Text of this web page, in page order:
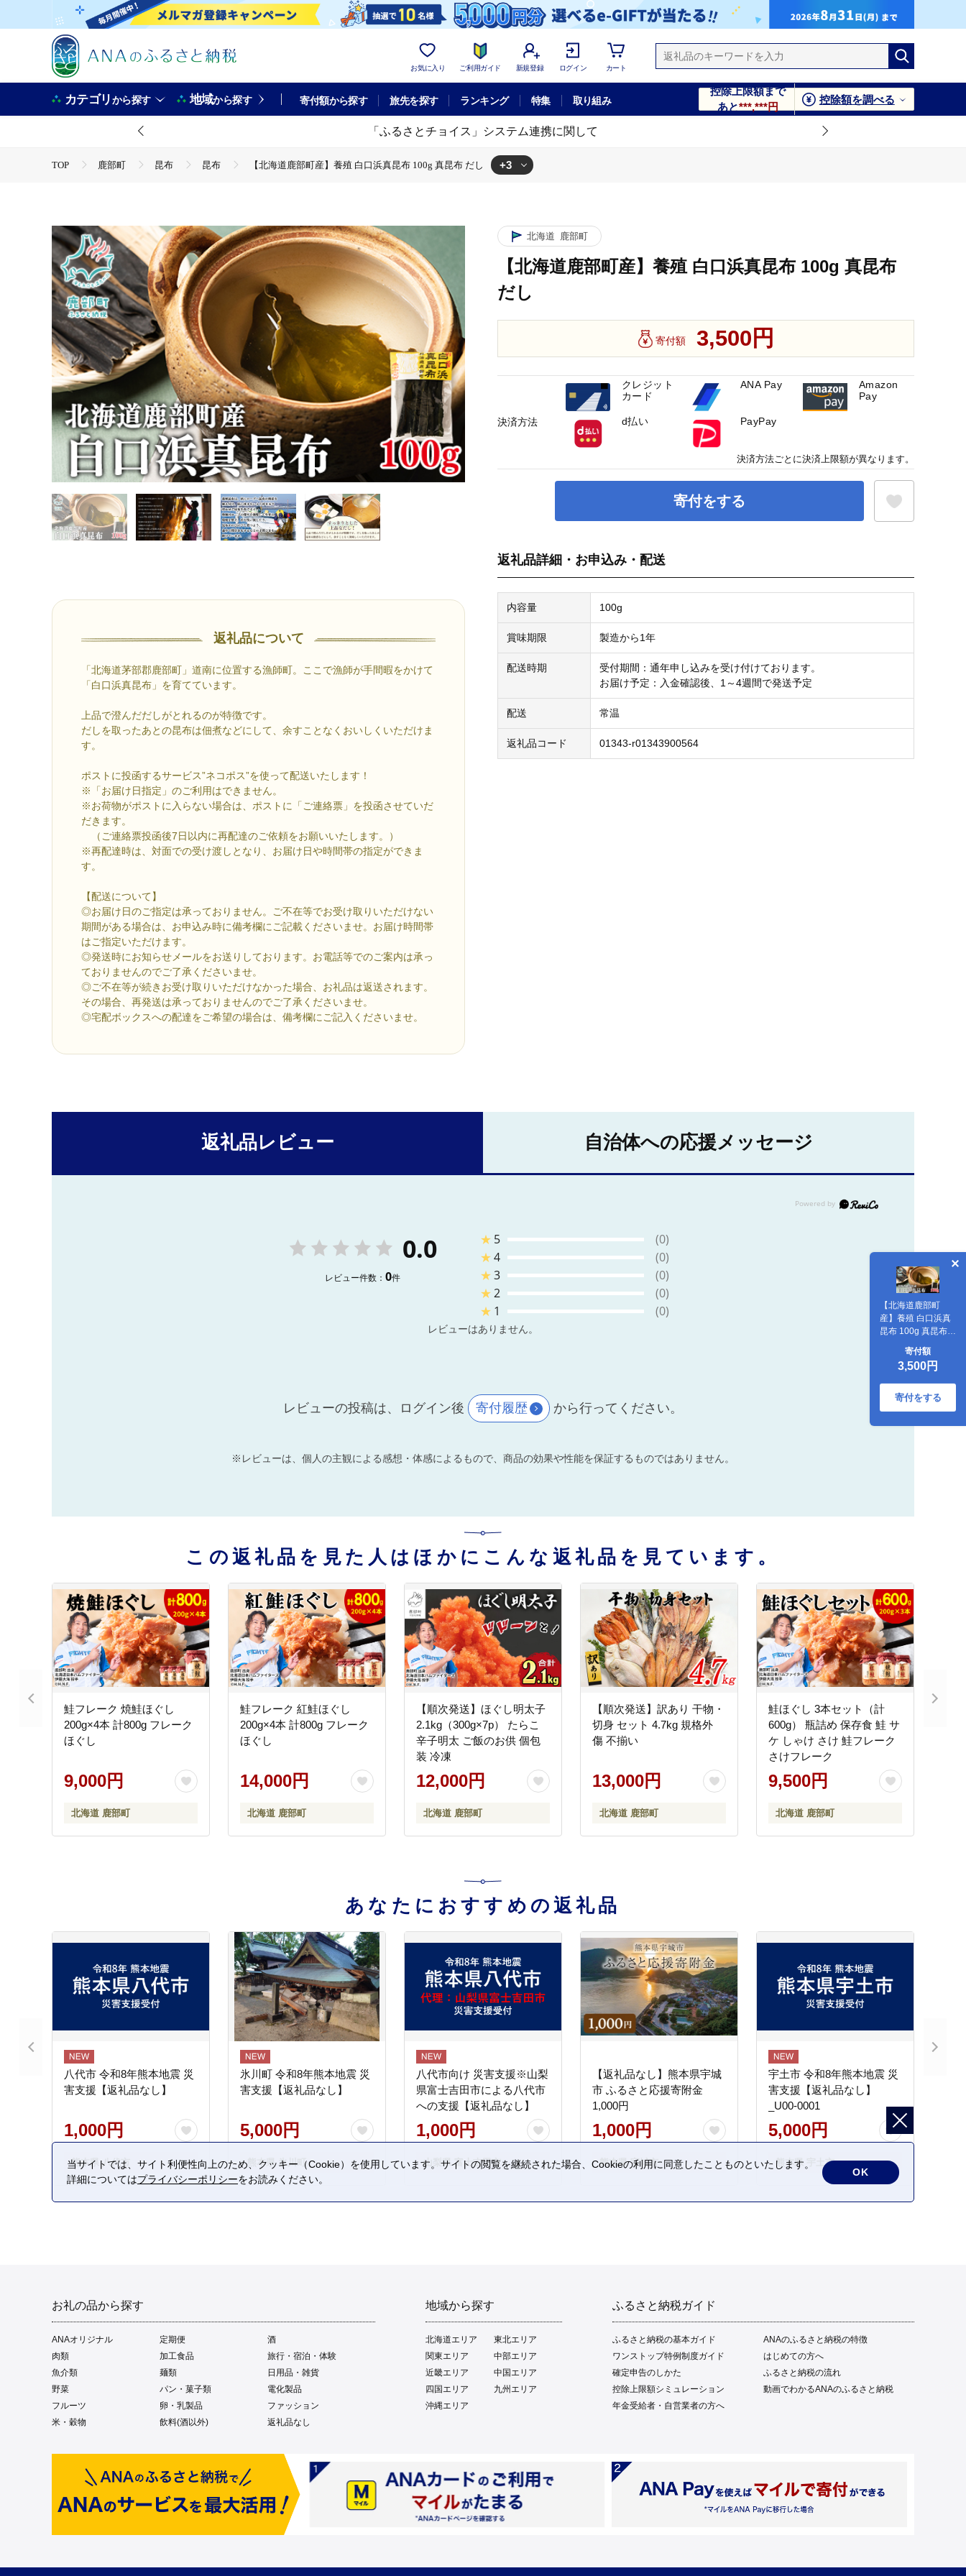
お気に入り ご利用ガイド 新規登録 ログイン カート
カテゴリから探す 地域から探す 寄付額から探す 旅先を探す ランキング 特集 取り組み
控除上限額まで
あと***,***円
控除額を調べる
「ふるさとチョイス」システム連携に関して
TOP 鹿部町 昆布 昆布 【北海道鹿部町産】養殖 白口浜真昆布 100g 真昆布 だし +3
返礼品について
「北海道茅部郡鹿部町」道南に位置する漁師町。ここで漁師が手間暇をかけて
「白口浜真昆布」を育てています。
上品で澄んだだしがとれるのが特徴です。
だしを取ったあとの昆布は佃煮などにして、余すことなくおいしくいただけま
す。
ポストに投函するサービス”ネコポス”を使って配送いたします！
※「お届け日指定」のご利用はできません。
※お荷物がポストに入らない場合は、ポストに「ご連絡票」を投函させていだ
だきます。
（ご連絡票投函後7日以内に再配達のご依頼をお願いいたします。）
※再配達時は、対面での受け渡しとなり、お届け日や時間帯の指定ができま
す。
【配送について】
◎お届け日のご指定は承っておりません。ご不在等でお受け取りいただけない
期間がある場合は、お申込み時に備考欄にご記載くださいませ。お届け時間帯
はご指定いただけます。
◎発送時にお知らせメールをお送りしております。お電話等でのご案内は承っ
ておりませんのでご了承くださいませ。
◎ご不在等が続きお受け取りいただけなかった場合、お礼品は返送されます。
その場合、再発送は承っておりませんのでご了承くださいませ。
◎宅配ボックスへの配達をご希望の場合は、備考欄にご記入くださいませ。
北海道 鹿部町
【北海道鹿部町産】養殖 白口浜真昆布 100g 真昆布
だし
寄付額 3,500円
寄付をする
【北海道鹿部町
産】養殖 白口浜真
昆布 100g 真昆布
寄付額
3,500円
寄付をする
返礼品詳細・お申込み・配送
内容量 100g
賞味期限 製造から1年
配送時期
受付期間：通年申し込みを受け付けております。
お届け予定：入金確認後、1～4週間で発送予定
配送 常温
返礼品コード 01343-r01343900564
決済方法
クレジット
カード
ANA Pay
Amazon
Pay
d払い PayPay
決済方法ごとに決済上限額が異なります。
返礼品レビュー 自治体への応援メッセージ
0.0
レビュー件数： 0件
★ 5
(0)
★4
(0)
★3
(0)
★2
(0)
★ 1 (0)
レビューはありません。
レビューの投稿は、ログイン後 寄付履歴 から行ってください。
※レビューは、個人の主観による感想・体感によるもので、商品の効果や性能を保証するものではありません。
この返礼品を見た人はほかにこんな返礼品を見ています。
鮭フレーク 焼鮭ほぐし
200g×4本 計800g フレーク
ほぐし
9,000円
北海道 鹿部町
鮭フレーク 紅鮭ほぐし
200g×4本 計800g フレーク
ほぐし
14,000円
北海道 鹿部町
【順次発送】ほぐし明太子
2.1kg（300g×7p） たらこ
辛子明太 ご飯のお供 個包
装 冷凍
12,000円
北海道 鹿部町
【順次発送】訳あり 干物・
切身 セット 4.7kg 規格外
傷 不揃い
13,000円
北海道 鹿部町
鮭ほぐし 3本セット（計
600g） 瓶詰め 保存食 鮭 サ
ケ しゃけ さけ 鮭フレーク
さけフレーク
9,500円
北海道 鹿部町
あなたにおすすめの返礼品
八代市 令和8年熊本地震 災
害支援【返礼品なし】
1,000円
熊本県 八代市
氷川町 令和8年熊本地震 災
害支援【返礼品なし】
5,000円
熊本県 氷川町
八代市向け 災害支援※山梨
県富士吉田市による八代市
への支援【返礼品なし】
1,000円
山梨県 富士吉田市
【返礼品なし】熊本県宇城
市 ふるさと応援寄附金
1,000円
1,000円
熊本県 宇城市
宇土市 令和8年熊本地震 災
害支援【返礼品なし】
_U00-0001
5,000円
熊本県 宇土市
お礼の品から探す
ANAオリジナル 定期便
酒
肉類
加工食品
旅行・宿泊・体験
魚介類
麺類
日用品・雑貨
野菜
パン・菓子類
電化製品
フルーツ
卵・乳製品
ファッション
米・穀物
飲料(酒以外) 返礼品なし
地域から探す
北海道エリア
東北エリア
関東エリア
中部エリア
近畿エリア
中国エリア
四国エリア
九州エリア
沖縄エリア
ふるさと納税ガイド
ふるさと納税の基本ガイド
ANAのふるさと納税の特徴
ワンストップ特例制度ガイド
はじめての方へ
確定申告のしかた
ふるさと納税の流れ
控除上限額シミュレーション
動画でわかるANAのふるさと納税
年金受給者・自営業者の方へ
当サイトでは、サイト利便性向上のため、クッキー（Cookie）を使用しています。サイトの閲覧を継続された場合、Cookieの利用に同意したことものといたします。
詳細についてはプライバシーポリシーをお読みください。
OK